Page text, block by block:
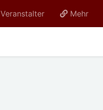
Veranstalter Mehr